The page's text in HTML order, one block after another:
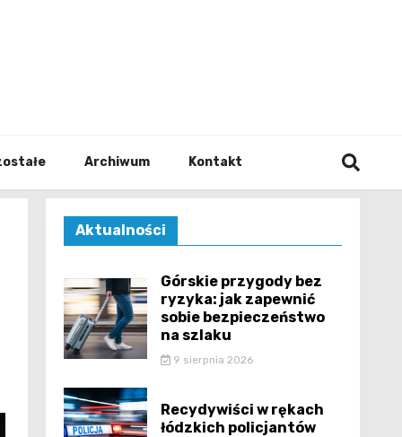
Archiwum Kontakt
Aktualności
Górskie przygody bez
ryzyka: jak zapewnić
sobie bezpieczeństwo
na szlaku
9 sierpnia 2026
Recydywiści w rękach
łódzkich policjantów